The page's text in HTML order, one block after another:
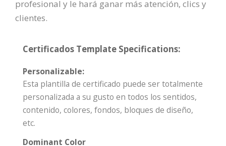
profesional y le hará ganar más atención, clics y
clientes.
Certificados Template Specifications:
Personalizable:
Esta plantilla de certificado puede ser totalmente
personalizada a su gusto en todos los sentidos,
contenido, colores, fondos, bloques de diseño,
etc.
Dominant Color